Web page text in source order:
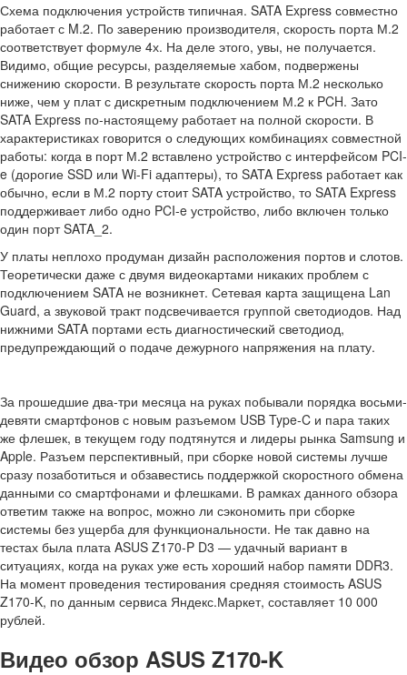
Схема подключения устройств типичная. SATA Express совместно
работает с M.2. По заверению производителя, скорость порта М.2
соответствует формуле 4х. На деле этого, увы, не получается.
Видимо, общие ресурсы, разделяемые хабом, подвержены
снижению скорости. В результате скорость порта М.2 несколько
ниже, чем у плат с дискретным подключением М.2 к PCH. Зато
SATA Express по-настоящему работает на полной скорости. В
характеристиках говорится о следующих комбинациях совместной
работы: когда в порт М.2 вставлено устройство с интерфейсом PCI-
e (дорогие SSD или Wi-Fi адаптеры), то SATA Express работает как
обычно, если в М.2 порту стоит SATA устройство, то SATA Express
поддерживает либо одно PCI-e устройство, либо включен только
один порт SATA_2.
У платы неплохо продуман дизайн расположения портов и слотов.
Теоретически даже с двумя видеокартами никаких проблем с
подключением SATA не возникнет. Сетевая карта защищена Lan
Guard, а звуковой тракт подсвечивается группой светодиодов. Над
нижними SATA портами есть диагностический светодиод,
предупреждающий о подаче дежурного напряжения на плату.
За прошедшие два-три месяца на руках побывали порядка восьми-
девяти смартфонов с новым разъемом USB Type-C и пара таких
же флешек, в текущем году подтянутся и лидеры рынка Samsung и
Apple. Разъем перспективный, при сборке новой системы лучше
сразу позаботиться и обзавестись поддержкой скоростного обмена
данными со смартфонами и флешками. В рамках данного обзора
ответим также на вопрос, можно ли сэкономить при сборке
системы без ущерба для функциональности. Не так давно на
тестах была плата ASUS Z170-P D3 — удачный вариант в
ситуациях, когда на руках уже есть хороший набор памяти DDR3.
На момент проведения тестирования средняя стоимость ASUS
Z170-K, по данным сервиса Яндекс.Маркет, составляет 10 000
рублей.
Видео обзор ASUS Z170-K